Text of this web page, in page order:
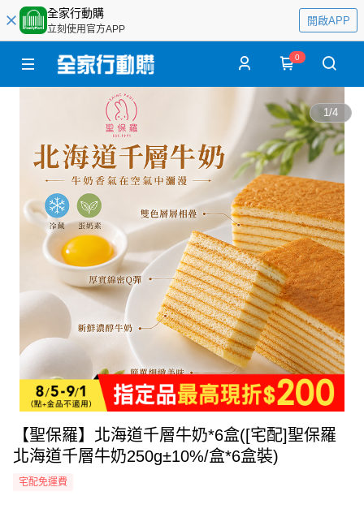
全家行動購
立刻使用官方APP
開啟APP
0
1/4
【聖保羅】北海道千層牛奶*6盒([宅配]聖保羅
北海道千層牛奶250g±10%/盒*6盒裝)
宅配免運費